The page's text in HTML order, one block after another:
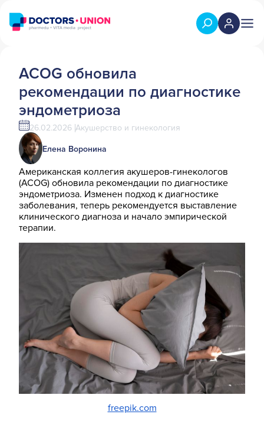
ACOG обновила
рекомендации по диагностике
эндометриоза
26.02.2026 Акушерство и гинекология
Елена Воронина
Американская коллегия акушеров-гинекологов
(ACOG) обновила рекомендации по диагностике
эндометриоза. Изменен подход к диагностике
заболевания, теперь рекомендуется выставление
клинического диагноза и начало эмпирической
терапии.
freepik.com